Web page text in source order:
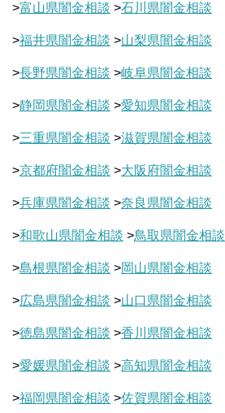
>富山県闇金相談 >石川県闇金相談
>福井県闇金相談 >山梨県闇金相談
>長野県闇金相談 >岐阜県闇金相談
>静岡県闇金相談 >愛知県闇金相談
>三重県闇金相談 >滋賀県闇金相談
>京都府闇金相談 >大阪府闇金相談
>兵庫県闇金相談 >奈良県闇金相談
>和歌山県闇金相談 >鳥取県闇金相談
>島根県闇金相談 >岡山県闇金相談
>広島県闇金相談 >山口県闇金相談
>徳島県闇金相談 >香川県闇金相談
>愛媛県闇金相談 >高知県闇金相談
>福岡県闇金相談 >佐賀県闇金相談